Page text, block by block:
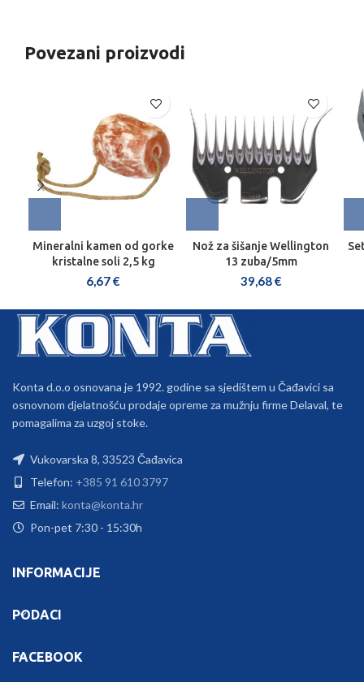
Povezani proizvodi
Mineralni kamen od gorke
kristalne soli 2,5 kg
6,67€
Nož za šišanje Wellington
13 zuba/5mm
39,68€
Konta d.o.o osnovana je 1992. godine sa sjedištem u Čađavici sa
osnovnom djelatnošću prodaje opreme za mužnju firme Delaval, te
pomagalima za uzgoj stoke.
Vukovarska 8, 33523 Čađavica
Telefon: +385 91 610 3797
Email: konta@konta.hr
Pon-pet 7:30 - 15:30h
INFORMACIJE
PODACI
FACEBOOK